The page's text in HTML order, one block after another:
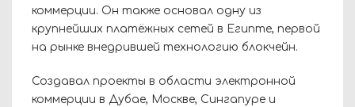
коммерции. Он также основал одну из
крупнейших платёжных сетей в Египте, первой
на рынке внедрившей технологию блокчейн.
Создавал проекты в области электронной
коммерции в Дубае, Москве, Сингапуре и